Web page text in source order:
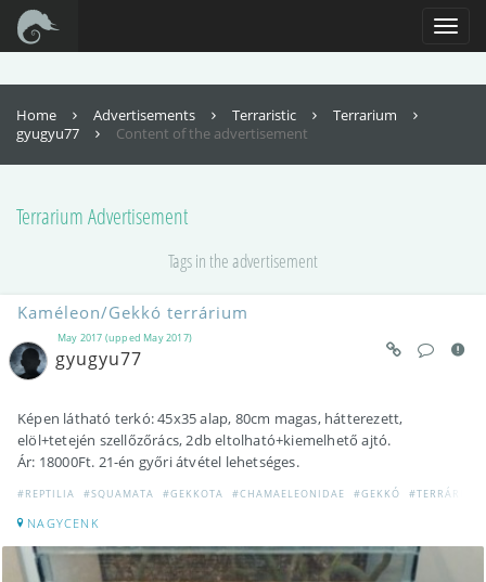
For full functionality of this site it is necessary to enable JavaScript. Here are
theinstructions how to enable JavaScript in your web browser
Toggle
Home Advertisements Terraristic
Terrarium
gyugyu77
Content of the advertisement
TerrariumAdvertisement
Tags in the advertisement
May 2017 (upped May 2017)
Kaméleon/Gekkó terrárium
gyugyu77
Képen látható terkó: 45x35 alap, 80cm magas, hátterezett,
elöl+tetején szellőzőrács, 2db eltolható+kiemelhető ajtó.
Ár: 18000Ft. 21-én győri átvétel lehetséges.
#REPTILIA #SQUAMATA #GEKKOTA #CHAMAELEONIDAE #GEKKÓ #TERRÁRIUM
NAGYCENK